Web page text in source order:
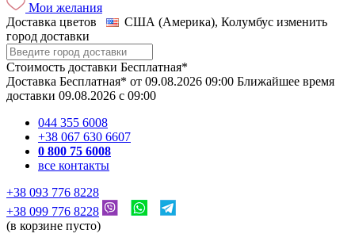
Мои желания
Доставка цветов
США (Америка), Колумбус изменить
город доставки
Стоимость доставки Бесплатная*
Доставка Бесплатная* от 09.08.2026 09:00 Ближайшее время
доставки 09.08.2026 c 09:00
044 355 6008
+38 067 630 6607
0 800 75 6008
все контакты
+38 093 776 8228
+38 099 776 8228
(в корзине пусто)